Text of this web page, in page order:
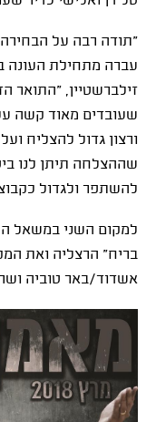
"תודה רבה על
עברה מתחילת העונה
זילברשטיין, "התואר
שעובדים מאוד קשה
ורצון גדול להצליח
שההצלחה תיתן לנו
להשתפר ולגדול
למקום השני במשאל
בריח" הרצליה ואת
אשדוד/באר טוביה